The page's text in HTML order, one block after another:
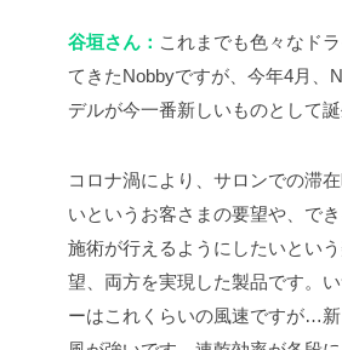
谷垣さん： これまでも色々なド
てきたNobbyですが、今年4月、
デルが今一番新しいものとして誕
コロナ渦により、サロンでの滞
いというお客さまの要望や、で
施術が行えるようにしたいとい
望、両方を実現した製品です。
ーはこれくらいの風速ですが…